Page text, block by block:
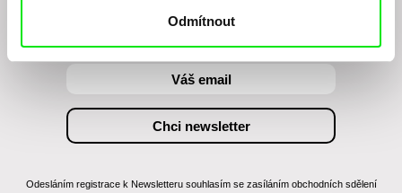
Odmítnout
Odesláním registrace k Newsletteru souhlasím se zasíláním obchodních sdělení